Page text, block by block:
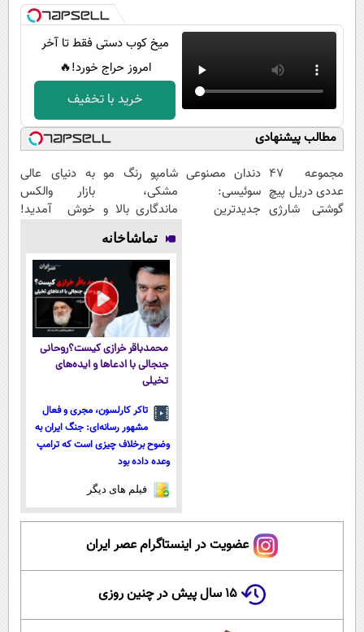
میخ کوب دستی فقط تا آخر
امروز حراج خورد!🔥
خرید با تخفیف
مطالب پیشنهادی
مجموعه 47
عددی دریل پیچ
گوشتی شارژی
دندان مصنوعی
سوئیسی:
جدیدترین
شامپو رنگ مو
مشکی،
ماندگاری بالا و
به دنیای عالی
بازار والکس
خوش آمدید!
تماشاخانه
محمدباقر خرازی کیست؟روحانی
جنجالی با ادعاها و ایده‌های
تخیلی
تاکر کارلسون، مجری و فعال
مشهور رسانه‌ای: جنگ ایران به
وضوح برخلاف چیزی است که ترامپ
وعده داده بود
فیلم های دیگر
عضویت در اینستاگرام عصر ایران
۱۵ سال پیش در چنین روزی